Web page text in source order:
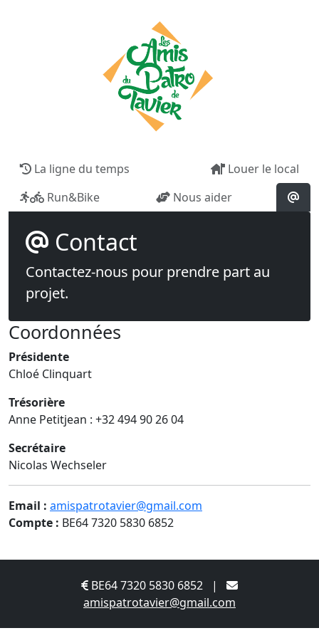
La ligne du temps
Louer le local
Run&Bike
Nous aider
Contact
Contactez-nous pour prendre part au
projet.
Coordonnées
Présidente
Chloé Clinquart
Trésorière
Anne Petitjean : +32 494 90 26 04
Secrétaire
Nicolas Wechseler
Email : amispatrotavier@gmail.com
Compte : BE64 7320 5830 6852
BE64 7320 5830 6852 |
amispatrotavier@gmail.com